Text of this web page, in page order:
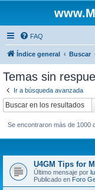
FAQ
Índice general Buscar
Temas sin
Ir a búsqueda avanzada
Se encontraron más de 1000
U4GM Tips for
Último mensaje por
Publicado en Foro